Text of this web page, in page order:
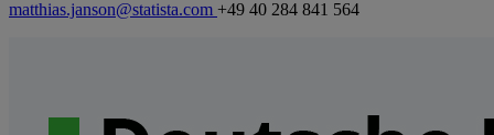
matthias.janson@statista.com +49 40 284 841 564